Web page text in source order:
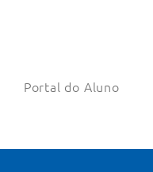
Portal do Aluno